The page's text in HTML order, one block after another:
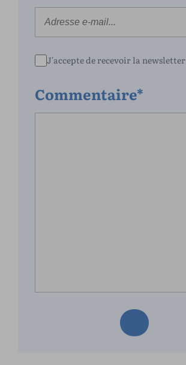
J'accepte de recevoir la newsletter
Commentaire*